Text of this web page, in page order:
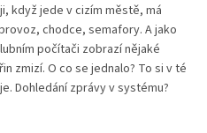
když jede v cizím městě, má
chodce, semafory. A jako
počítači zobrazí nějaké
zmizí. O co se jednalo? To si v té
Dohledání zprávy v systému?